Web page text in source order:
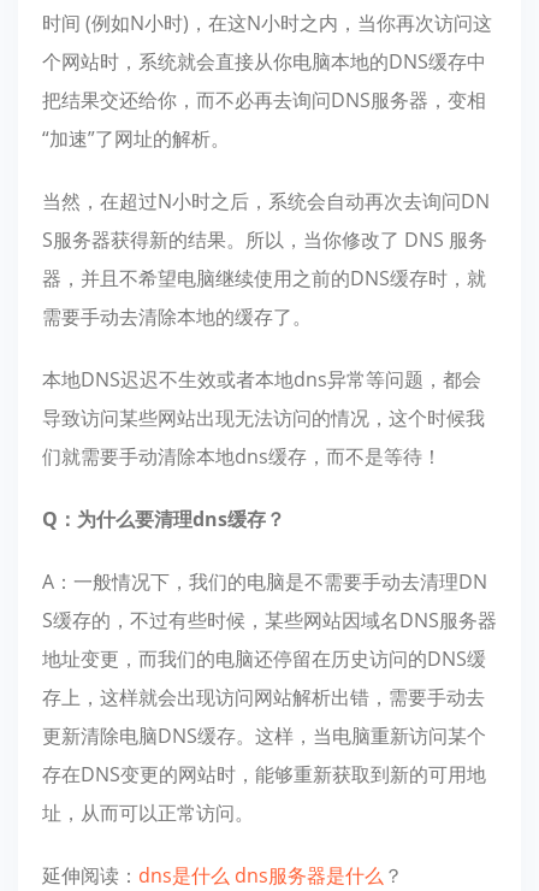
时间 (例如N小时)，在这N小时之内，当你再次访问这
个网站时，系统就会直接从你电脑本地的DNS缓存中
把结果交还给你，而不必再去询问DNS服务器，变相
“加速”了网址的解析。
当然，在超过N小时之后，系统会自动再次去询问DN
S服务器获得新的结果。所以，当你修改了 DNS 服务
器，并且不希望电脑继续使用之前的DNS缓存时，就
需要手动去清除本地的缓存了。
本地DNS迟迟不生效或者本地dns异常等问题，都会
导致访问某些网站出现无法访问的情况，这个时候我
们就需要手动清除本地dns缓存，而不是等待！
Q：为什么要清理dns缓存？
A：一般情况下，我们的电脑是不需要手动去清理DN
S缓存的，不过有些时候，某些网站因域名DNS服务器
地址变更，而我们的电脑还停留在历史访问的DNS缓
存上，这样就会出现访问网站解析出错，需要手动去
更新清除电脑DNS缓存。这样，当电脑重新访问某个
存在DNS变更的网站时，能够重新获取到新的可用地
址，从而可以正常访问。
延伸阅读： dns是什么 dns服务器是什么 ？